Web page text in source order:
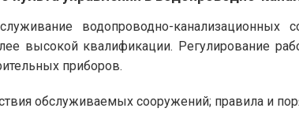
водопроводно-канализационных
высокой квалификации. Регулирование
приборов.
обслуживаемых сооружений; правила и